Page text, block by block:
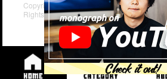
Copyright© iPhone・Macの情報発信ブログ
Rights Reserved.